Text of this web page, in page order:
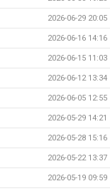
2026-06-29 20:05
2026-06-16 14:16
2026-06-15 11:03
2026-06-12 13:34
2026-06-05 12:55
2026-05-29 14:21
2026-05-28 15:16
2026-05-22 13:37
2026-05-19 09:59